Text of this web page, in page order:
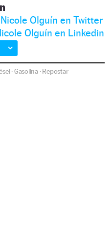
Olguín en Twitter
Olguín en Linkedin
·Gasolina·Repostar